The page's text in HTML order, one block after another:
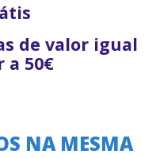
de valor igual
a 50€
NA MESMA